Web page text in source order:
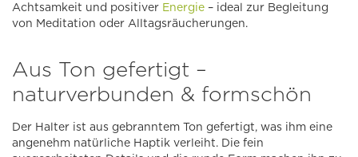
Achtsamkeit und positiver Energie – ideal zur Begleitung
von Meditation oder Alltagsräucherungen.
Aus Ton gefertigt –
naturverbunden & formschön
Der Halter ist aus gebranntem Ton gefertigt, was ihm eine
angenehm natürliche Haptik verleiht. Die fein